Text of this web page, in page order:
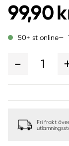
99,90
50+ st online
1
Fri frakt